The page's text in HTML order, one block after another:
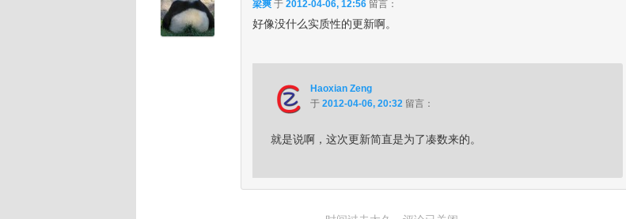
梁爽 于 2012-04-06, 12:56 留言：
好像没什么实质性的更新啊。
Haoxian Zeng
于 2012-04-06, 20:32 留言：
就是说啊，这次更新简直是为了凑数来的。